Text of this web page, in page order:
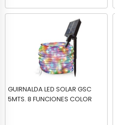
GUIRNALDA LED SOLAR GSC
5MTS. 8 FUNCIONES COLOR